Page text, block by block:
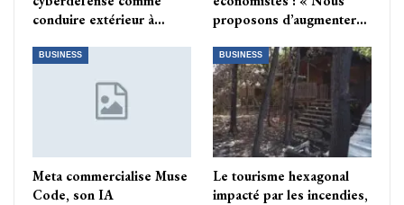
conduire extérieur à…
proposons d’augmenter…
BUSINESS
Meta commercialise Muse
Code, son IA
BUSINESS
Le tourisme hexagonal
impacté par les incendies,